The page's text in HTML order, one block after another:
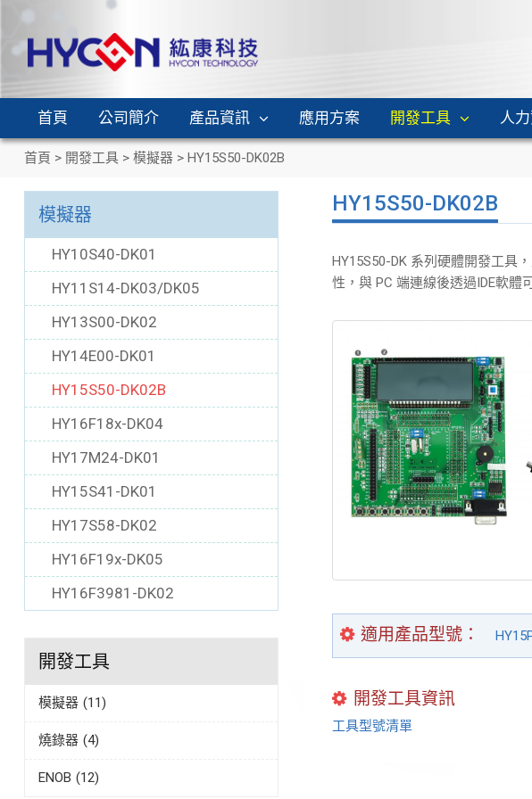
首頁 公司簡介 產品資訊 應用方案 開發工具 人
首頁 > 開發工具 > 模擬器 > HY15S50-DK02B
HY15S50-DK02B
HY15S50-DK 系列硬體開發工具
性，與 PC 端連線後透過IDE軟體
適用產品型號
開發工具資訊
工具型號清單
模擬器
HY10S40-DK01
HY11S14-DK03/DK05
HY13S00-DK02
HY14E00-DK01
HY15S50-DK02B
HY16F18x-DK04
HY17M24-DK01
HY15S41-DK01
HY17S58-DK02
HY16F19x-DK05
HY16F3981-DK02
開發工具
模擬器 (11)
燒錄器 (4)
ENOB (12)